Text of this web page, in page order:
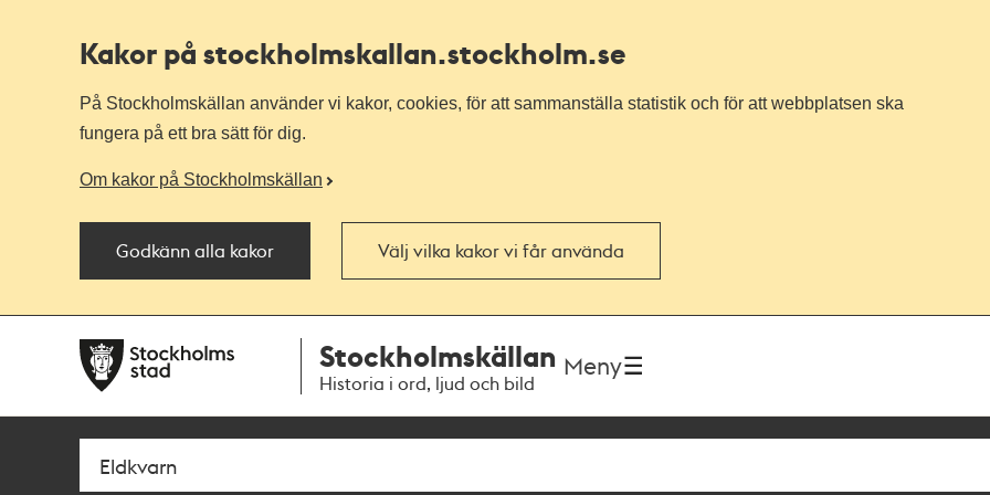
Kakor på stockholmskallan.stockholm.se
På Stockholmskällan använder vi kakor, cookies, för att sammanställa statistik och för att webbplatsen ska
fungera på ett bra sätt för dig.
Om kakor på Stockholmskällan
Godkänn alla kakor Välj vilka kakor vi får använda
navigationen
huvudinnehållet
Stockholmskällan
Historia i ord, ljud och bild
Meny
Sök